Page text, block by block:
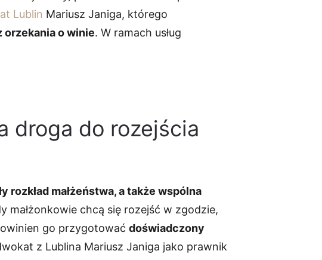
Lublin Mariusz Janiga, którego
orzekania o winie. W ramach usług
droga do rozejścia
rozkład małżeństwa, a także wspólna
małżonkowie chcą się rozejść w zgodzie,
go przygotować doświadczony
z Lublina Mariusz Janiga jako prawnik